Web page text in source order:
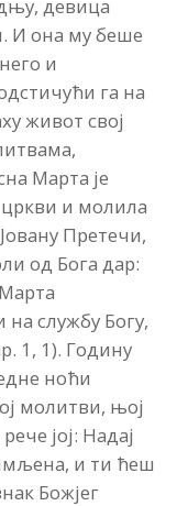
девица
И она му беше
и
га на
живот свој
Марта је
и молила
Претечи,
од Бога дар:
службу Богу,
1, 1). Годину
ноћи
молитви, њој
јој: Надај
и ти ћеш
Божјег